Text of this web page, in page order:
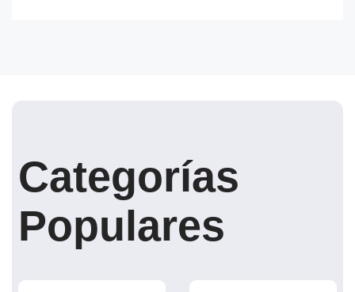
Categorías
Populares